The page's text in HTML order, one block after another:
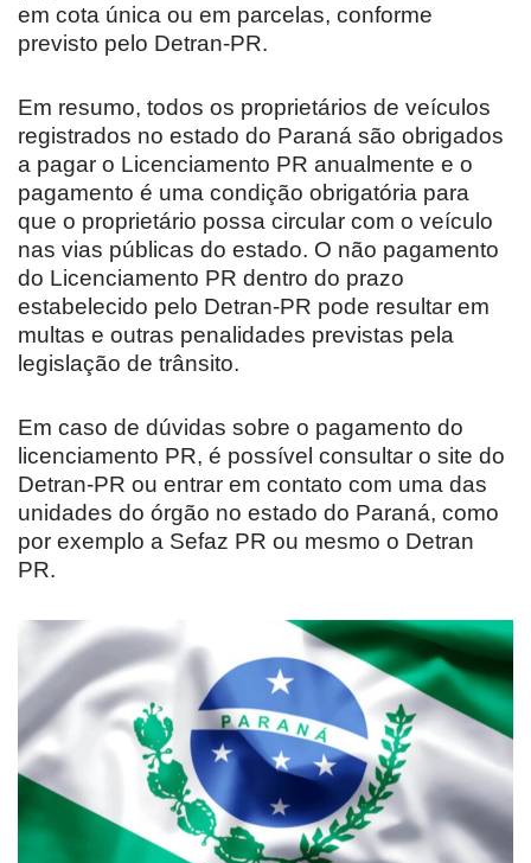
em cota única ou em parcelas, conforme
previsto pelo Detran-PR.
Em resumo, todos os proprietários de veículos
registrados no estado do Paraná são obrigados
a pagar o Licenciamento PR anualmente e o
pagamento é uma condição obrigatória para
que o proprietário possa circular com o veículo
nas vias públicas do estado. O não pagamento
do Licenciamento PR dentro do prazo
estabelecido pelo Detran-PR pode resultar em
multas e outras penalidades previstas pela
legislação de trânsito.
Em caso de dúvidas sobre o pagamento do
licenciamento PR, é possível consultar o site do
Detran-PR ou entrar em contato com uma das
unidades do órgão no estado do Paraná, como
por exemplo a Sefaz PR ou mesmo o Detran
PR.